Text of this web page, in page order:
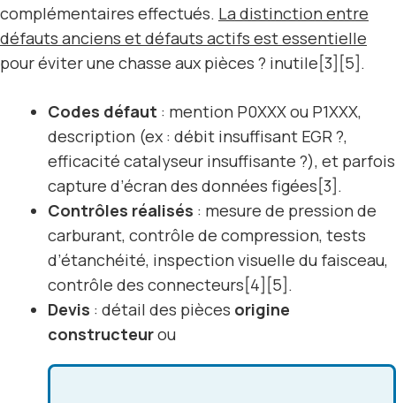
complémentaires effectués. La distinction entre
défauts anciens et défauts actifs est essentielle
pour éviter une chasse aux pièces ? inutile[3][5].
Codes défaut : mention P0XXX ou P1XXX,
description (ex : débit insuffisant EGR ?,
efficacité catalyseur insuffisante ?), et parfois
capture d’écran des données figées[3].
Contrôles réalisés : mesure de pression de
carburant, contrôle de compression, tests
d’étanchéité, inspection visuelle du faisceau,
contrôle des connecteurs[4][5].
Devis : détail des pièces origine
constructeurou